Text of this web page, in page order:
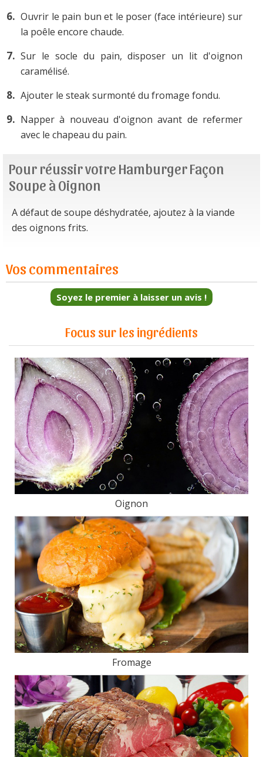
Ouvrir le pain bun et le poser (face intérieure) sur
la poêle encore chaude.
Sur le socle du pain, disposer un lit d'oignon
caramélisé.
Ajouter le steak surmonté du fromage fondu.
Napper à nouveau d'oignon avant de refermer
avec le chapeau du pain.
Pour réussir votre Hamburger Façon
Soupe à Oignon
A défaut de soupe déshydratée, ajoutez à la viande
des oignons frits.
Vos commentaires
Soyez le premier à laisser un avis !
Focus sur les ingrédients
Oignon
Fromage